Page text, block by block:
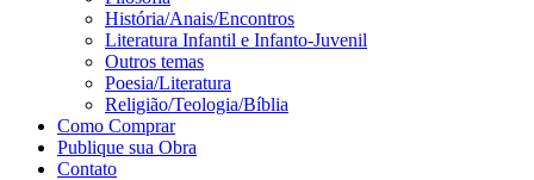
História/Anais/Encontros
Literatura Infantil e Infanto-Juvenil
Outros temas
Poesia/Literatura
Religião/Teologia/Bíblia
Como Comprar
Publique sua Obra
Contato